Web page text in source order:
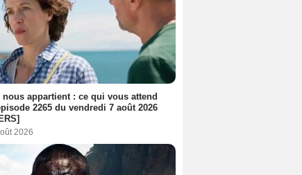
nous appartient : ce qui vous attend
2265 du vendredi 7 août 2026
2026